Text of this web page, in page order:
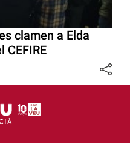
clamen a Elda